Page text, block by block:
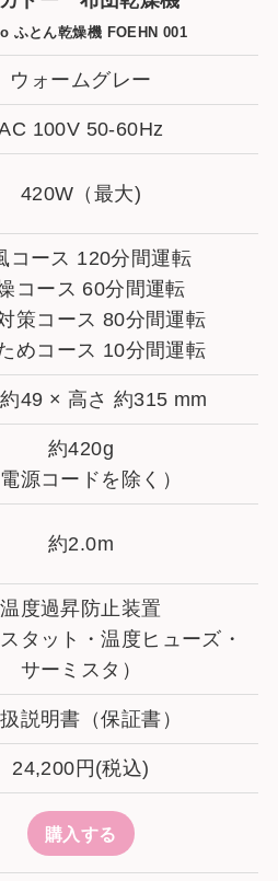
ふとん乾燥機 FOEHN 001
ウォームグレー
100V 50-60Hz
420W（最大)
コース 120分間運転
コース 60分間運転
策コース 80分間運転
めコース 10分間運転
49 × 高さ 約315 mm
約420g
電源コードを除く）
約2.0m
温度過昇防止装置
スタット・温度ヒューズ・
サーミスタ）
説明書（保証書）
24,200円(税込)
購入する